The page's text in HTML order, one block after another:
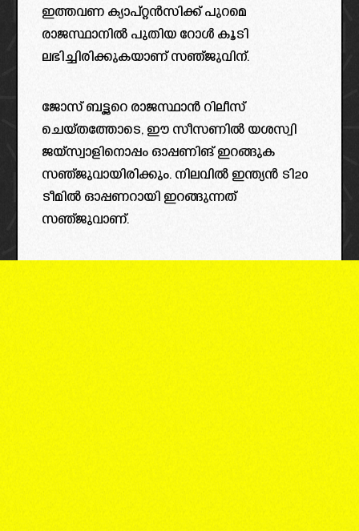
ഇത്തവണ ക്യാപ്റ്റൻസിക്ക് പുറമെ
രാജസ്ഥാനിൽ പുതിയ റോൾ കൂടി
ലഭിച്ചിരിക്കുകയാണ് സഞ്ജുവിന്.
ജോസ് ബട്ട്ലറെ രാജസ്ഥാൻ റിലീസ്
ചെയ്തത്തോടെ, ഈ സീസണിൽ യശസ്വി
ജയ്‌സ്വാളിനൊപ്പം ഓപ്പണിങ് ഇറങ്ങുക
സഞ്ജുവായിരിക്കും. നിലവിൽ ഇന്ത്യൻ ടി20
ടീമിൽ ഓപ്പണറായി ഇറങ്ങുന്നത്
സഞ്ജുവാണ്.